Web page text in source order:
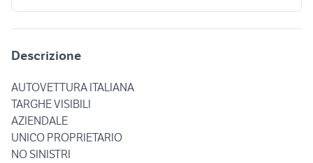
Descrizione
AUTOVETTURA ITALIANA
TARGHE VISIBILI
AZIENDALE
UNICO PROPRIETARIO
NO SINISTRI